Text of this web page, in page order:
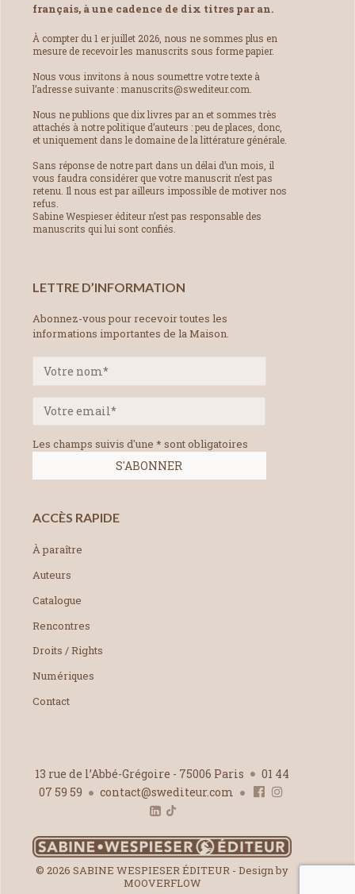
français, à une cadence de dix titres par an.
À compter du 1 er juillet 2026, nous ne sommes plus en
mesure de recevoir les manuscrits sous forme papier.
Nous vous invitons à nous soumettre votre texte à
l’adresse suivante : manuscrits@swediteur.com.
Nous ne publions que dix livres par an et sommes très
attachés à notre politique d’auteurs : peu de places, donc,
et uniquement dans le domaine de la littérature générale.
Sans réponse de notre part dans un délai d’un mois, il
vous faudra considérer que votre manuscrit n’est pas
retenu. Il nous est par ailleurs impossible de motiver nos
refus.
Sabine Wespieser éditeur n’est pas responsable des
manuscrits qui lui sont confiés.
LETTRE D’INFORMATION
Abonnez-vous pour recevoir toutes les
informations importantes de la Maison.
Les champs suivis d'une * sont obligatoires
ACCÈS RAPIDE
À paraître
Auteurs
Catalogue
Rencontres
Droits / Rights
Numériques
Contact
13 rue de l’Abbé-Grégoire - 75006 Paris
01 44
07 59 59
contact@swediteur.com
© 2026 SABINE WESPIESER ÉDITEUR - Design by
MOOVERFLOW